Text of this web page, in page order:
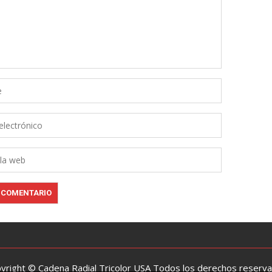
© Cadena Radial Tricolor USA Todos los derechos